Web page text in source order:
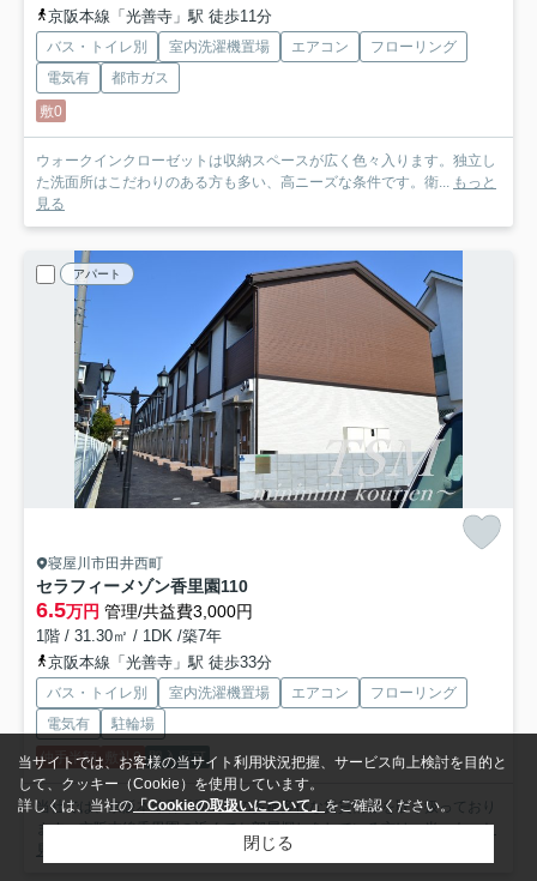
京阪本線「光善寺」駅 徒歩11分
バス・トイレ別 室内洗濯機置場 エアコン
フローリング
電気有
都市ガス
敷0
ウォークインクローゼットは収納スペースが広く色々入ります。独立し
た洗面所はこだわりのある方も多い、高ニーズな条件です。衛...
もっと
見る
アパート
寝屋川市田井西町
セラフィーメゾン香里園110
6.5万円 管理/共益費3,000円
1階 / 31.30㎡ / 1DK /築7年
京阪本線「光善寺」駅 徒歩33分
バス・トイレ別 室内洗濯機置場 エアコン
フローリング
電気有
駐輪場
仲手半額
敷礼0 即入居可
当社では、京阪本線香里園周辺の多種多様な賃貸情報を取り扱っており
ます。京阪本線香里園の近くでお部屋探しをしている方は、当...もっと
当サイトでは、お客様の当サイト利用状況把握、サービス向上検討を目的と
して、クッキー（Cookie）を使用しています。
詳しくは、当社の 「Cookieの取扱いについて」 をご確認ください。
閉じる